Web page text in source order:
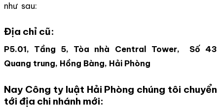
như sau:
Địa chỉ cũ:
P5.01, Tầng 5, Tòa nhà Central Tower, Số 43
Quang trung, Hồng Bàng, Hải Phòng
Nay Công ty luật Hải Phòng chúng tôi chuyển
tới địa chi nhánh mới: